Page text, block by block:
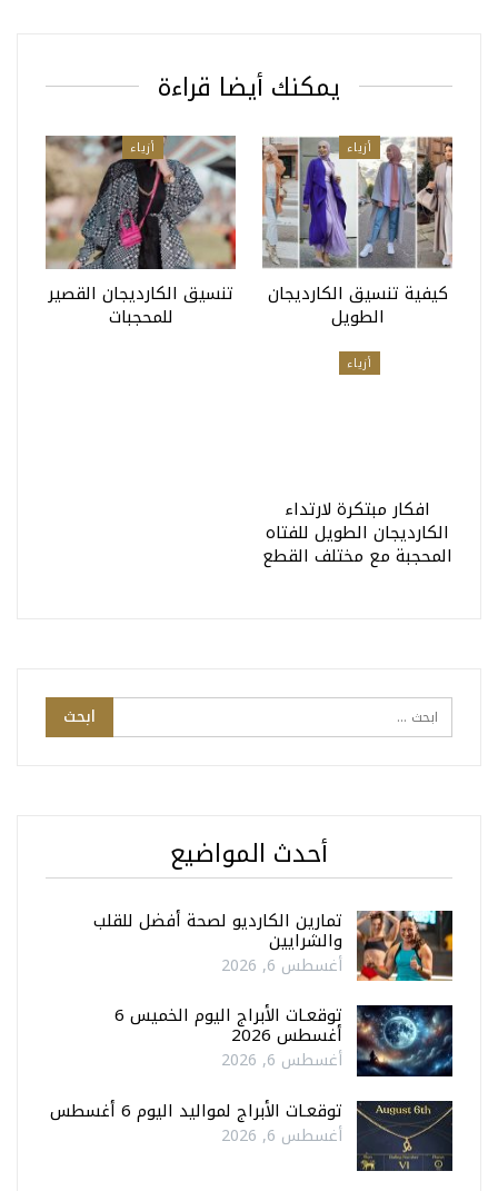
يمكنك أيضا قراءة
أزياء
كيفية تنسيق الكارديجان
الطويل
أزياء
تنسيق الكارديجان القصير
للمحجبات
أزياء
افكار مبتكرة لارتداء
الكارديجان الطويل للفتاه
المحجبة مع مختلف القطع
أحدث المواضيع
تمارين الكارديو لصحة أفضل للقلب
والشرايين
أغسطس 6, 2026
توقعـات الأبراج اليوم الخميس 6
أغسطس 2026
أغسطس 6, 2026
توقعـات الأبراج لمواليد اليوم 6 أغسطس
أغسطس 6, 2026